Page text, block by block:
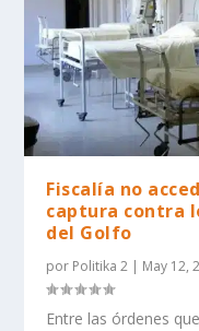
Fiscalía no
captura contra
del Golfo
por Politika 2 | May 12,
Entre las órdenes